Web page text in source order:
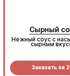
Сырный
Нежный соус с
сырным
Заказать за